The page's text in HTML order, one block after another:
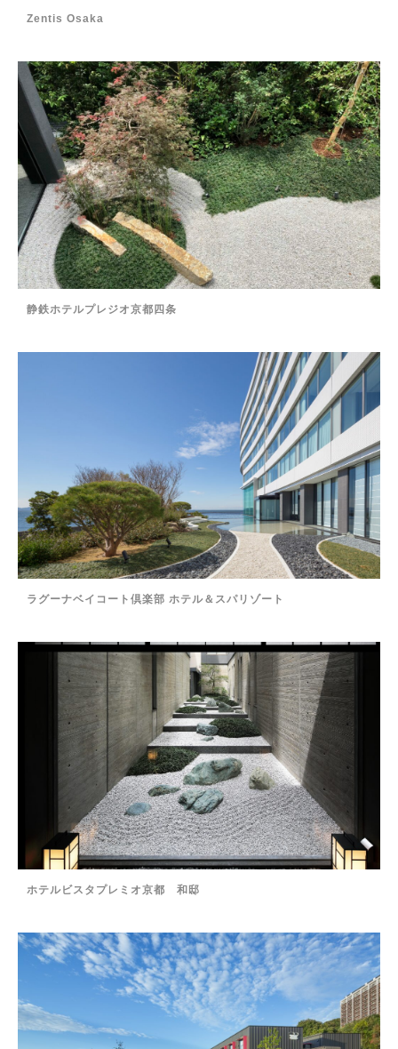
Zentis Osaka
静鉄ホテルプレジオ京都四条
ラグーナベイコート倶楽部 ホテル＆スパリゾート
ホテルビスタプレミオ京都 和邸